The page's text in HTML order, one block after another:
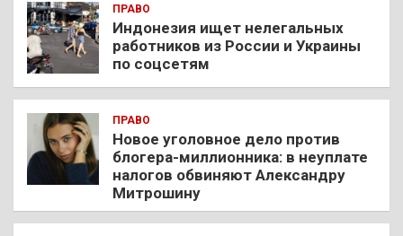
ПРАВО
Индонезия ищет нелегальных
работников из России и Украины
по соцсетям
ПРАВО
Новое уголовное дело против
блогера-миллионника: в неуплате
налогов обвиняют Александру
Митрошину